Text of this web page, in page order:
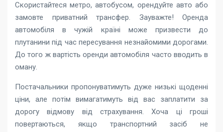
Скористайтеся метро, автобусом, орендуйте авто або
замовте приватний трансфер. Зауважте! Оренда
автомобіля в чужій країні може призвести до
плутанини під час пересування незнайомими дорогами.
До того ж вартість оренди автомобіля часто вводить в
оману.
Постачальники пропонуватимуть дуже низькі щоденні
ціни, але потім вимагатимуть від вас заплатити за
дорогу відмову від страхування. Хоча ці гроші
повертаються, якщо транспортний засіб не